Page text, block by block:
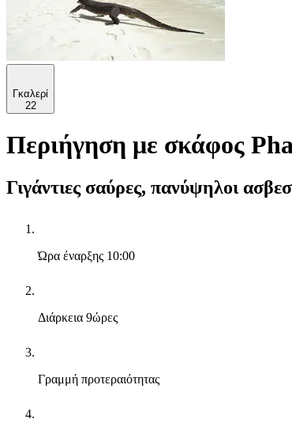
Γκαλερί
22
Περιήγηση με σκάφος
Γιγάντιες σαύρες, πανύψηλοι
Ώρα έναρξης 10:00
Διάρκεια 9ώρες
Γραμμή προτεραιότητας